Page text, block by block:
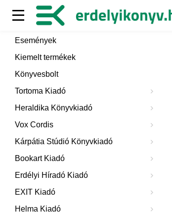
Események
Kiemelt termékek
Könyvesbolt
Tortoma Kiadó
Heraldika Könyvkiadó
Vox Cordis
Kárpátia Stúdió Könyvkiadó
Bookart Kiadó
Erdélyi Híradó Kiadó
EXIT Kiadó
Helma Kiadó